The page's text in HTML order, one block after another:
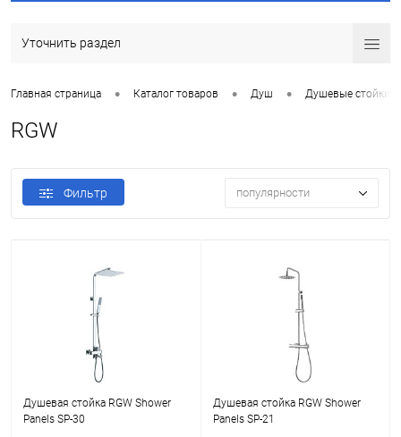
Уточнить раздел
Главная страница • Каталог товаров • Душ • Душевые стойки
RGW
Фильтр популярности
Душевая стойка RGW Shower
Panels SP-30
Душевая стойка RGW Shower
Panels SP-21